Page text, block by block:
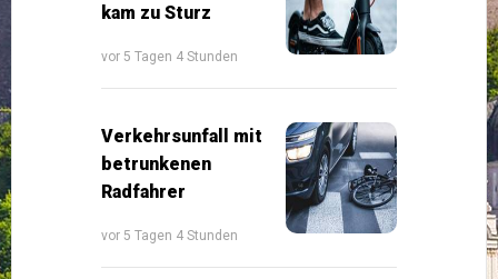
kam zu Sturz
vor 5 Tagen 4 Stunden
Verkehrsunfall mit
betrunkenen
Radfahrer
vor 5 Tagen 4 Stunden